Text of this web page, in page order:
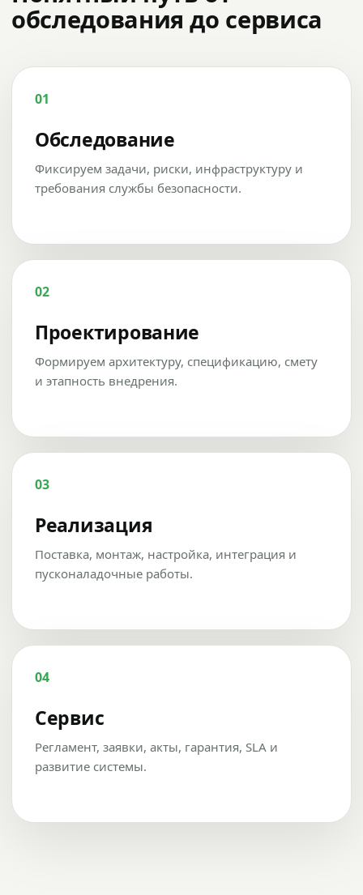
обследования до сервиса
01
Обследование
Фиксируем задачи, риски, инфраструктуру и
требования службы безопасности.
02
Проектирование
Формируем архитектуру, спецификацию, смету
и этапность внедрения.
03
Реализация
Поставка, монтаж, настройка, интеграция и
пусконаладочные работы.
04
Сервис
Регламент, заявки, акты, гарантия, SLA и
развитие системы.